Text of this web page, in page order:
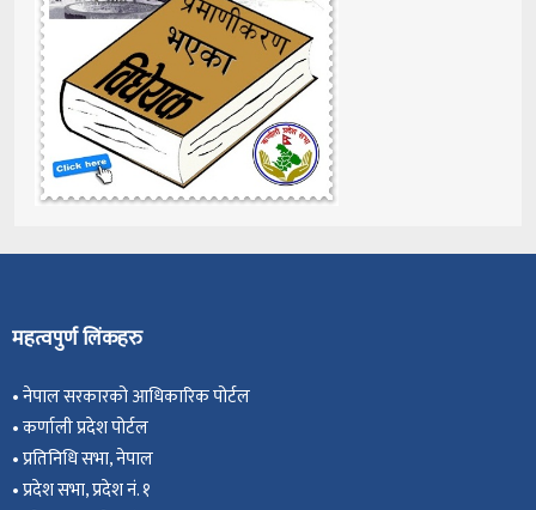
महत्वपुर्ण लिंकहरु
•नेपाल सरकारको आधिकारिक पोर्टल
•कर्णाली प्रदेश पोर्टल
•प्रतिनिधि सभा, नेपाल
•प्रदेश सभा, प्रदेश नं. १